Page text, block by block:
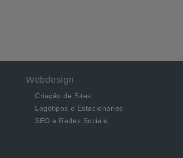
Webdesign
Criação de Sites
Logótipos e Estacionários
SEO e Redes Sociais